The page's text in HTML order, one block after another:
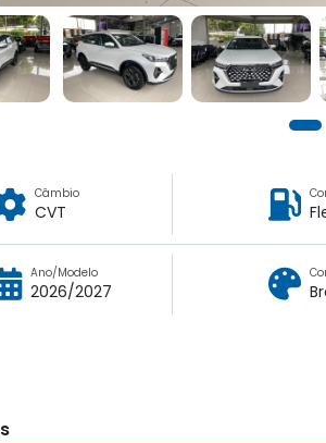
Câmbio
CVT
Ano/Modelo
2026/2027